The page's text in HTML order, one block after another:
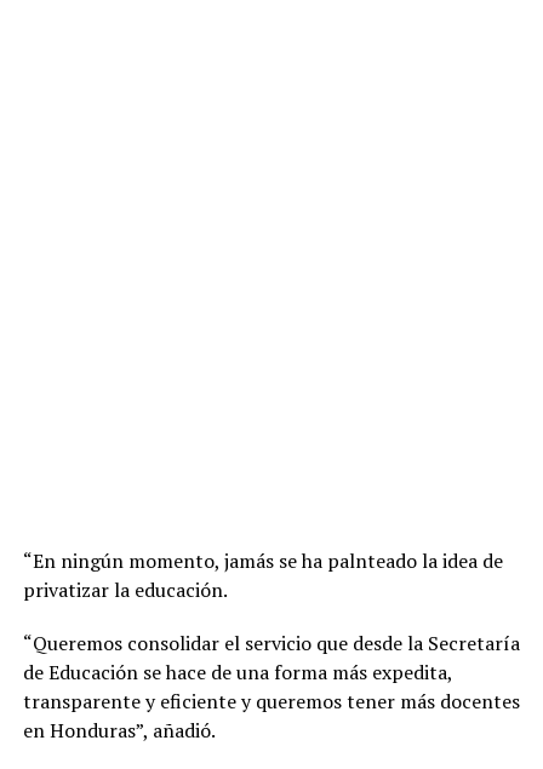
“En ningún momento, jamás se ha palnteado la idea de
privatizar la educación.
“Queremos consolidar el servicio que desde la Secretaría
de Educación se hace de una forma más expedita,
transparente y eficiente y queremos tener más docentes
en Honduras”, añadió.